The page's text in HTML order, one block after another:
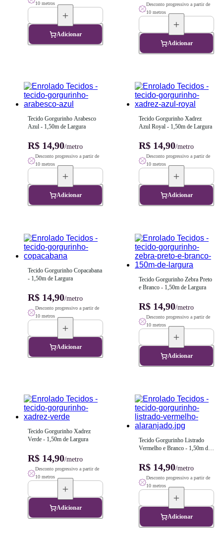
10 metros
Adicionar
Desconto progressivo a partir de
10 metros
Adicionar
Tecido Gorgurinho Arabesco
Azul - 1,50m de Largura
R$ 14,90/metro
Desconto progressivo a partir de
10 metros
Adicionar
Tecido Gorgurinho Xadrez
Azul Royal - 1,50m de Largura
R$ 14,90/metro
Desconto progressivo a partir de
10 metros
Adicionar
Tecido Gorgurinho Copacabana
- 1,50m de Largura
R$ 14,90/metro
Desconto progressivo a partir de
10 metros
Adicionar
Tecido Gorgurinho Zebra Preto
e Branco - 1,50m de Largura
R$ 14,90/metro
Desconto progressivo a partir de
10 metros
Adicionar
Tecido Gorgurinho Xadrez
Verde - 1,50m de Largura
R$ 14,90/metro
Desconto progressivo a partir de
10 metros
Adicionar
Tecido Gorgurinho Listrado
Vermelho e Branco - 1,50m de
R$ 14,90/metro
Desconto progressivo a partir de
10 metros
Adicionar